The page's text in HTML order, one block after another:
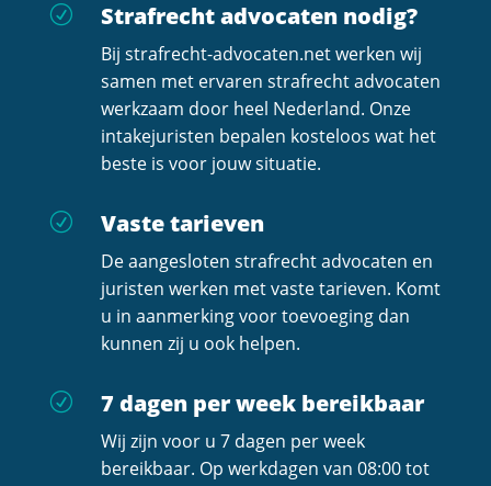
R Strafrecht advocaten nodig?
Bij strafrecht-advocaten.net werken wij
samen met ervaren strafrecht advocaten
werkzaam door heel Nederland. Onze
intakejuristen bepalen kosteloos wat het
beste is voor jouw situatie.
R Vaste tarieven
De aangesloten strafrecht advocaten en
juristen werken met vaste tarieven. Komt
u in aanmerking voor toevoeging dan
kunnen zij u ook helpen.
R 7 dagen per week bereikbaar
Wij zijn voor u 7 dagen per week
bereikbaar. Op werkdagen van 08:00 tot